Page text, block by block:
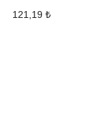
121,19₺